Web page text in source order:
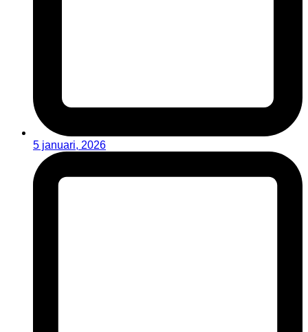
5 januari, 2026